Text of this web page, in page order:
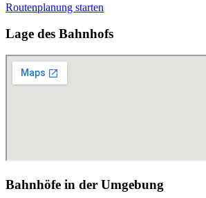
Routenplanung starten
Lage des Bahnhofs
Bahnhöfe in der Umgebung